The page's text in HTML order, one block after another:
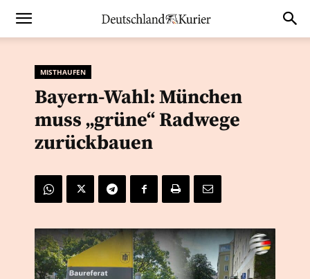
MISTHAUFEN
Bayern-Wahl: München
muss „grüne“ Radwege
zurückbauen